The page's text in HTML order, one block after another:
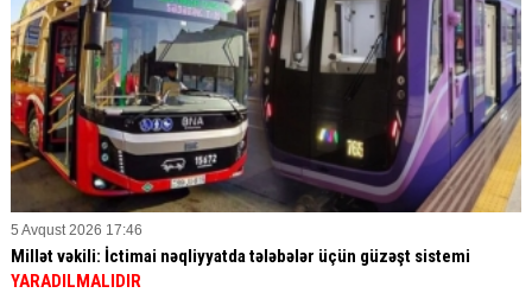
5 Avqust 2026 17:46
Millət vəkili: İctimai nəqliyyatda tələbələr üçün güzəşt sistemi
YARADILMALIDIR